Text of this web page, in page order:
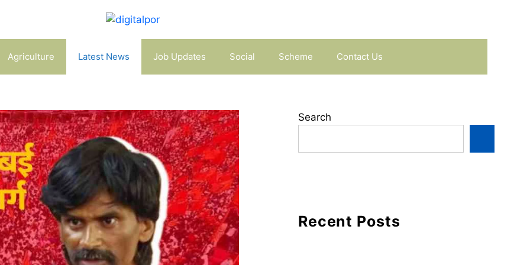
Agriculture Latest News Job Updates Social Scheme Contact Us
Search
Recent Posts